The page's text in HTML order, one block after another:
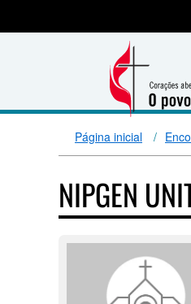
Página inicial
NIPGEN